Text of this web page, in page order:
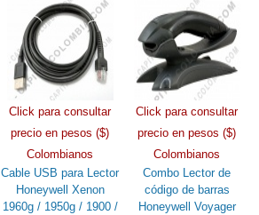
Click para consultar
precio en pesos ($)
Colombianos
Cable USB para Lector
Honeywell Xenon
1960g / 1950g / 1900 /
Click para consultar
precio en pesos ($)
Colombianos
Combo Lector de
código de barras
Honeywell Voyager